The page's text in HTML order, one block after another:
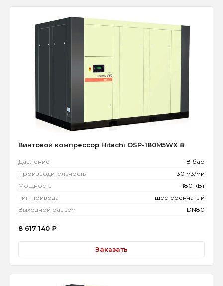
Винтовой компрессор Hitachi OSP-180M5WX 8
Давление
8 бар
Производительность
30 м3/ми
Мощность
180 кВт
Тип привода
шестеренчатый
Выходной разъём
DN80
8 617 140 ₽
Заказать